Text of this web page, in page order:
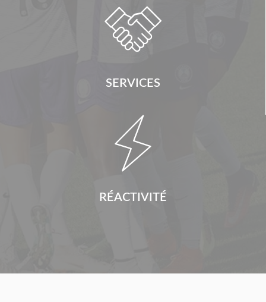

SERVICES

RÉACTIVITÉ